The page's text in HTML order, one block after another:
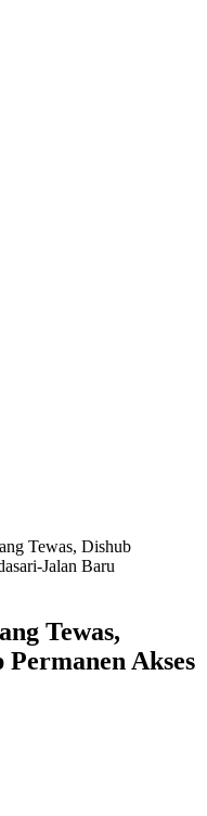
Tewas, Dishub
Jalan Baru
Tewas,
Akses